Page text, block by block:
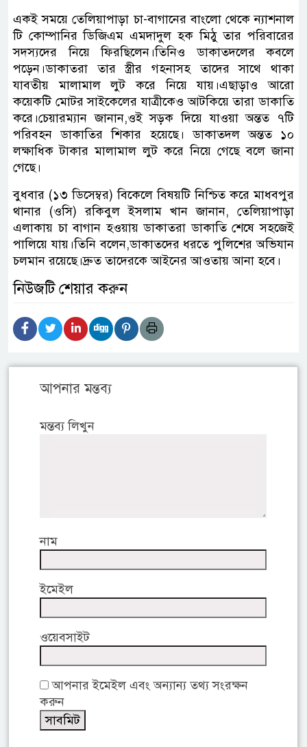
একই সময়ে তেলিয়াপাড়া চা-বাগানের বাংলো থেকে ন্যাশনাল
টি কোম্পানির ডিজিএম এমদাদুল হক মিঠু তার পরিবারের
সদস্যদের নিয়ে ফিরছিলেন।তিনিও ডাকাতদলের কবলে
পড়েন।ডাকাতরা তার স্ত্রীর গহনাসহ তাদের সাথে থাকা
যাবতীয় মালামাল লুট করে নিয়ে যায়।এছাড়াও আরো
কয়েকটি মোটর সাইকেলের যাত্রীকেও আটকিয়ে তারা ডাকাতি
করে।চেয়ারম্যান জানান,ওই সড়ক দিয়ে যাওয়া অন্তত ৭টি
পরিবহন ডাকাতির শিকার হয়েছে। ডাকাতদল অন্তত ১০
লক্ষাধিক টাকার মালামাল লুট করে নিয়ে গেছে বলে জানা
গেছে।
বুধবার (১৩ ডিসেম্বর) বিকেলে বিষয়টি নিশ্চিত করে মাধবপুর
থানার (ওসি) রকিবুল ইসলাম খান জানান, তেলিয়াপাড়া
এলাকায় চা বাগান হওয়ায় ডাকাতরা ডাকাতি শেষে সহজেই
পালিয়ে যায়।তিনি বলেন,ডাকাতদের ধরতে পুলিশের অভিযান
চলমান রয়েছে।দ্রুত তাদেরকে আইনের আওতায় আনা হবে।
নিউজটি শেয়ার করুন
আপনার মন্তব্য
মন্তব্য লিখুন
নাম
ইমেইল
ওয়েবসাইট
আপনার ইমেইল এবং অন্যান্য তথ্য সংরক্ষন
করুন